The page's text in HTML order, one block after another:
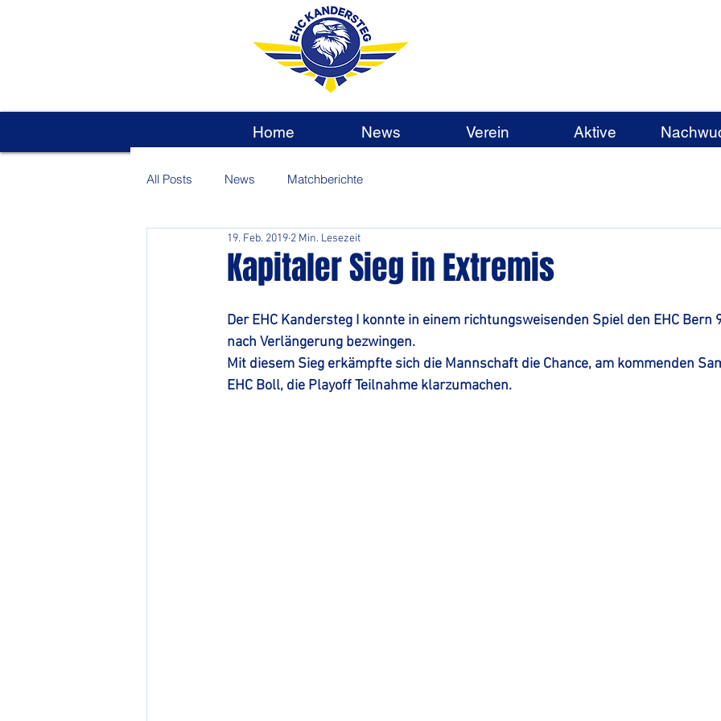
Home News Verein Aktive
All Posts News Matchberichte
Kapitaler Sieg in Extremis
19. Feb. 2019 2 Min. Lesezeit
Der EHC Kandersteg I konnte in einem richtungsweisenden Spiel den EHC Bern
nach Verlängerung bezwingen.
Mit diesem Sieg erkämpfte sich die Mannschaft die Chance, am kommenden
EHC Boll, die Playoff Teilnahme klarzumachen.